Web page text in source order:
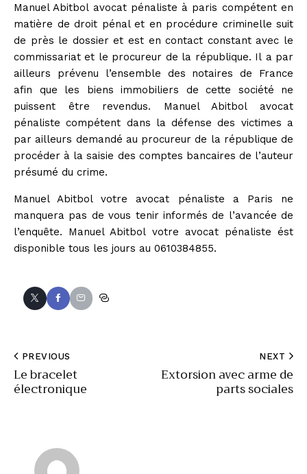
Manuel Abitbol avocat pénaliste à paris compétent en
matière de droit pénal et en procédure criminelle suit
de près le dossier et est en contact constant avec le
commissariat et le procureur de la république. Il a par
ailleurs prévenu l’ensemble des notaires de France
afin que les biens immobiliers de cette société ne
puissent être revendus. Manuel Abitbol avocat
pénaliste compétent dans la défense des victimes a
par ailleurs demandé au procureur de la république de
procéder à la saisie des comptes bancaires de l’auteur
présumé du crime.
Manuel Abitbol votre avocat pénaliste a Paris ne
manquera pas de vous tenir informés de l’avancée de
l’enquête. Manuel Abitbol votre avocat pénaliste ést
disponible tous les jours au 0610384855.
PREVIOUS
Le bracelet
électronique
NEXT
Extorsion avec arme de
parts sociales